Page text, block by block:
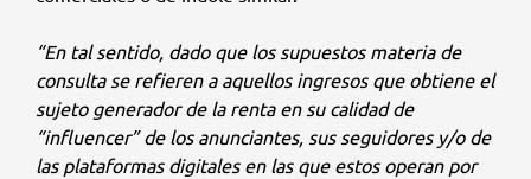
“En tal sentido, dado que los supuestos materia de
consulta se refieren a aquellos ingresos que obtiene el
sujeto generador de la renta en su calidad de
“influencer” de los anunciantes, sus seguidores y/o de
las plataformas digitales en las que estos operan por